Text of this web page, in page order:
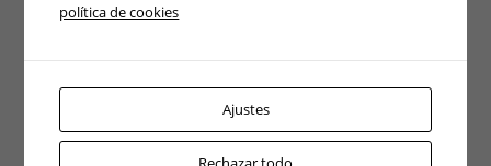
política de cookies
Ajustes